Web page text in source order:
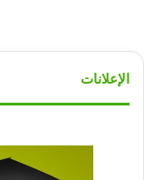
الإعلانات